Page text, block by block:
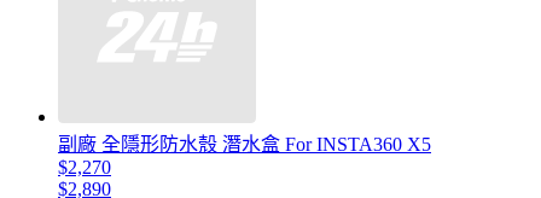
副廠 全隱形防水殼 潛水盒 For INSTA360 X5
$2,270
$2,890